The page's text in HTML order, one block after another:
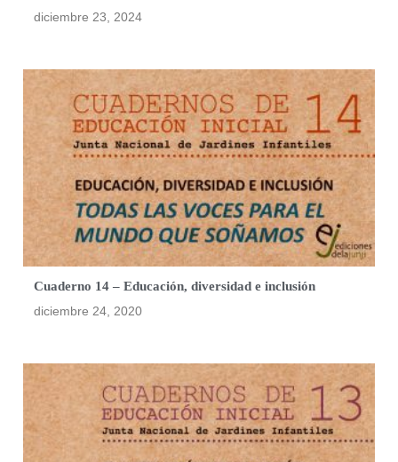
diciembre 23, 2024
Cuaderno 14 – Educación, diversidad e inclusión
diciembre 24, 2020